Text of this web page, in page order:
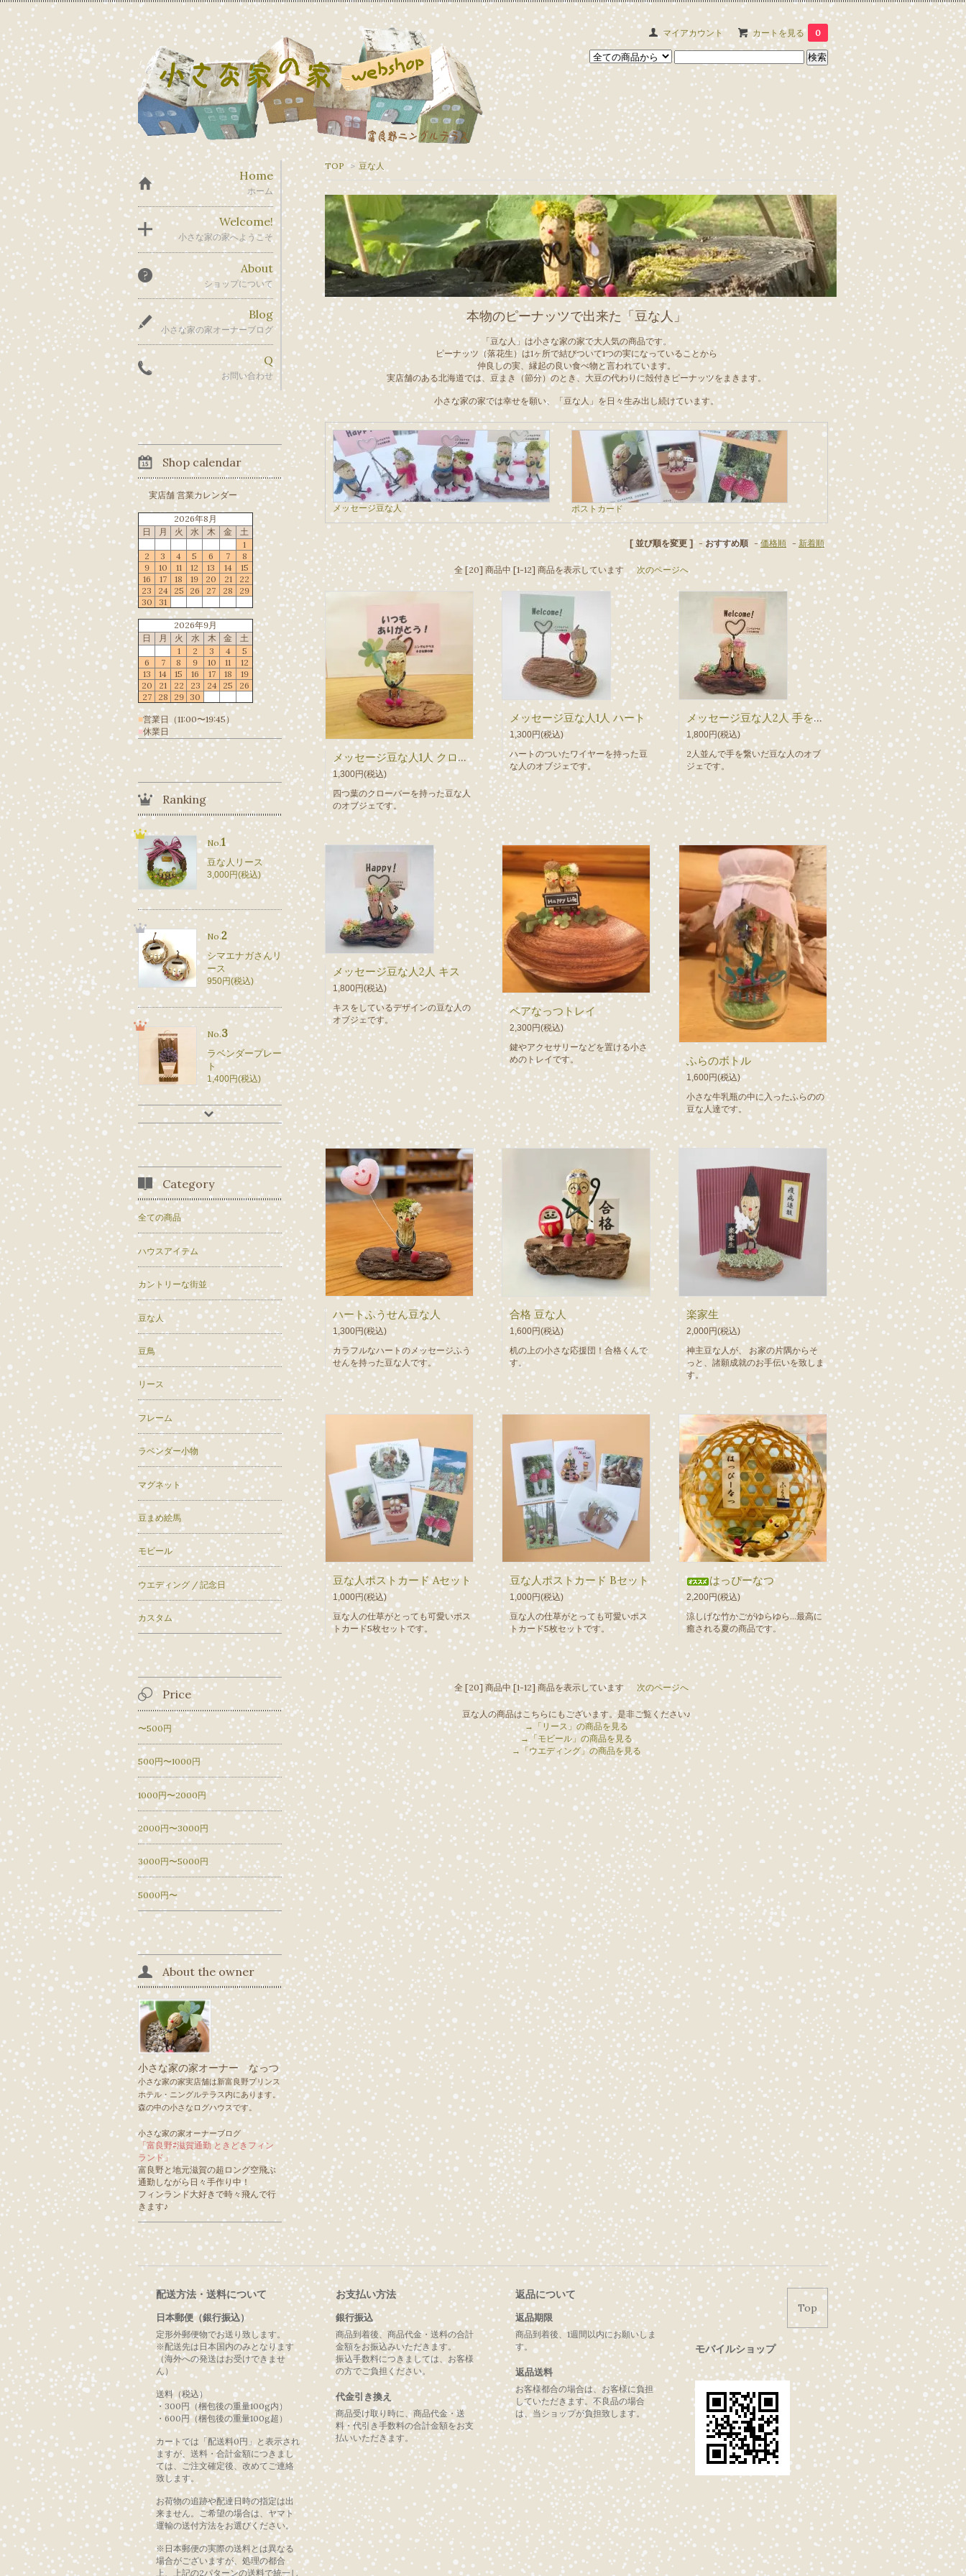
マイアカウント カートを見る 0
TOP > 豆な人
本物のピーナッツで出来た「豆な人」
「豆な人」は小さな家の家で大人気の商品です。
ピーナッツ（落花生）は1ヶ所で結びついて1つの実になっていることから
仲良しの実、縁起の良い食べ物と言われています。
実店舗のある北海道では、豆まき（節分）のとき、大豆の代わりに殻付きピーナッツをまきます。
小さな家の家では幸せを願い、「豆な人」を日々生み出し続けています。
メッセージ豆な人 ポストカード
[ 並び順を変更 ] -おすすめ順 -価格順 - 新着順
全 [20] 商品中 [1-12] 商品を表示しています 次のページへ
メッセージ豆な人1人 クローバー
1,300円(税込)
四つ葉のクローバーを持った豆な人
のオブジェです。
メッセージ豆な人1人 ハート
1,300円(税込)
ハートのついたワイヤーを持った豆
な人のオブジェです。
メッセージ豆な人2人 手をつないで
1,800円(税込)
2人並んで手を繋いだ豆な人のオブ
ジェです。
メッセージ豆な人2人 キス
1,800円(税込)
キスをしているデザインの豆な人の
オブジェです。
ペアなっつトレイ
2,300円(税込)
鍵やアクセサリーなどを置ける小さ
めのトレイです。
ふらのボトル
1,600円(税込)
小さな牛乳瓶の中に入ったふらのの
豆な人達です。
ハートふうせん豆な人
1,300円(税込)
カラフルなハートのメッセージふう
せんを持った豆な人です。
合格 豆な人
1,600円(税込)
机の上の小さな応援団！合格くんで
す。
楽家生
2,000円(税込)
神主豆な人が、 お家の片隅からそ
っと、諸願成就のお手伝いを致しま
す。
豆な人ポストカード Aセット
1,000円(税込)
豆な人の仕草がとっても可愛いポス
トカード5枚セットです。
豆な人ポストカード Bセット
1,000円(税込)
豆な人の仕草がとっても可愛いポス
トカード5枚セットです。
はっぴーなつ
2,200円(税込)
涼しげな竹かごがゆらゆら…最高に
癒される夏の商品です。
全 [20] 商品中 [1-12] 商品を表示しています 次のページへ
豆な人の商品はこちらにもございます。是非ご覧ください♪
→「リース」の商品を見る
→「モビール」の商品を見る
→「ウエディング」の商品を見る
Home
ホーム
Welcome!
小さな家の家へようこそ
About
ショップについて
Blog
小さな家の家オーナーブログ
Q
お問い合わせ
Shop calendar
実店舗 営業カレンダー
2026年8月
日
月 火 水 木 金
土
1
2
3 4 5 6 7
8
9
10 11 12 13 14
15
16
17 18 19 20 21
22
23
24 25 26 27 28
29
30
31
2026年9月
日
月 火 水 木 金
土
1
2 3 4
5
6
7 8 9 10 11
12
13
14 15 16 17 18
19
20
21 22 23 24 25
26
27
28 29 30
■営業日（11:00〜19:45）
■休業日
Ranking
No.1
豆な人リース
3,000円(税込)
No.2
シマエナガさんリ
ース
950円(税込)
No.3
ラベンダープレー
ト
1,400円(税込)
Category
全ての商品
ハウスアイテム
カントリーな街並
豆な人
豆鳥
リース
フレーム
ラベンダー小物
マグネット
豆まめ絵馬
モビール
ウエディング / 記念日
カスタム
Price
〜500円
500円〜1000円
1000円〜2000円
2000円〜3000円
3000円〜5000円
5000円〜
About the owner
小さな家の家オーナー なっつ
小さな家の家実店舗は新富良野プリンス
ホテル・ニングルテラス内にあります。
森の中の小さなログハウスです。
小さな家の家オーナーブログ
「富良野⇄滋賀通勤 ときどきフィン
ランド」
富良野と地元滋賀の超ロング空飛ぶ
通勤しながら日々手作り中！
フィンランド大好きで時々飛んで行
きます♪
Top
配送方法・送料について
日本郵便（銀行振込）
定形外郵便物でお送り致します。
※配送先は日本国内のみとなります
（海外への発送はお受けできませ
ん）
送料（税込）
・300円（梱包後の重量100g内）
・600円（梱包後の重量100g超）
カートでは「配送料0円」と表示され
ますが、送料・合計金額につきまし
ては、ご注文確定後、改めてご連絡
致します。
お荷物の追跡や配達日時の指定は出
来ません。ご希望の場合は、ヤマト
運輸の送付方法をお選びください。
※日本郵便の実際の送料とは異なる
場合がございますが、処理の都合
上、上記の2パターンの送料で統一し
お支払い方法
銀行振込
商品到着後、商品代金・送料の合計
金額をお振込みいただきます。
振込手数料につきましては、お客様
の方でご負担ください。
代金引き換え
商品受け取り時に、商品代金・送
料・代引き手数料の合計金額をお支
払いいただきます。
返品について
返品期限
商品到着後、1週間以内にお願いしま
す。
返品送料
お客様都合の場合は、お客様に負担
していただきます。不良品の場合
は、当ショップが負担致します。
モバイルショップ